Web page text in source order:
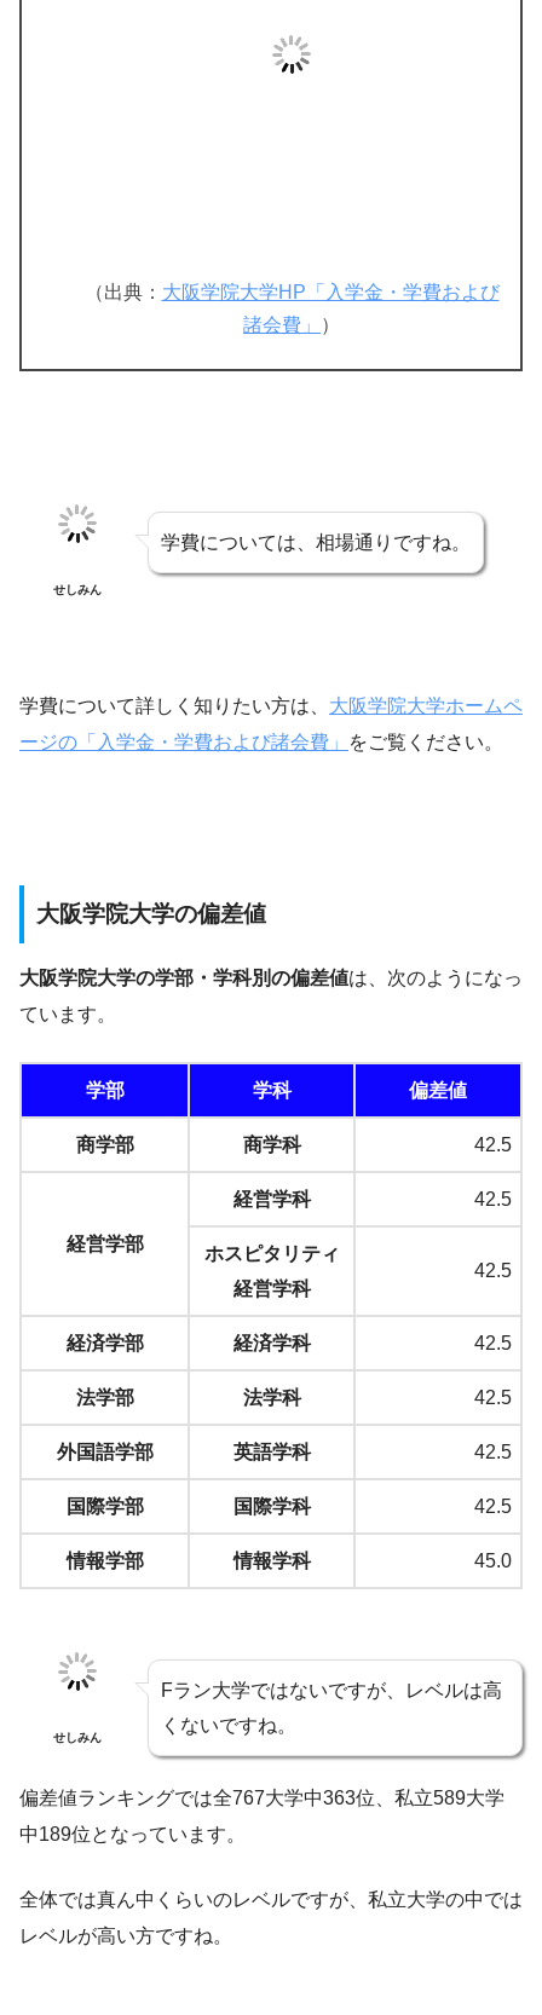
（出典： 大阪学院大学HP「入学金・学費および
諸会費」
）
せしみん
学費については、相場通りですね。
学費について詳しく知りたい方は、 大阪学院大学ホームペ
ージの「入学金・学費および諸会費」
をご覧ください。
大阪学院大学の偏差値
大阪学院大学の学部・学科別の偏差値は、次のようになっ
ています。
学部 学科 偏差値
商学部 商学科 42.5
経営学部
経営学科 42.5
ホスピタリティ
経営学科
42.5
経済学部 経済学科 42.5
法学部 法学科 42.5
外国語学部 英語学科 42.5
国際学部 国際学科 42.5
情報学部 情報学科 45.0
せしみん
Fラン大学ではないですが、レベルは高
くないですね。
偏差値ランキングでは全767大学中363位、私立589大学
中189位となっています。
全体では真ん中くらいのレベルですが、私立大学の中では
レベルが高い方ですね。